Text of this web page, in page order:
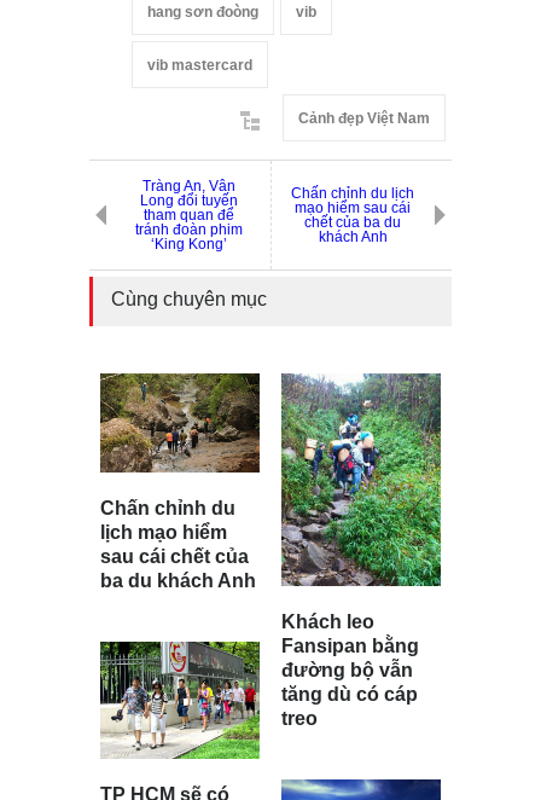
hang sơn đoòng vib
vib mastercard
Cảnh đẹp Việt Nam
Tràng An, Vân
Long đổi tuyến
tham quan để
tránh đoàn phim
‘King Kong’
Chấn chỉnh du lịch
mạo hiểm sau cái
chết của ba du
khách Anh
Cùng chuyên mục
Chấn chỉnh du
lịch mạo hiểm
sau cái chết của
ba du khách Anh
TP HCM sẽ có
Khách leo
Fansipan bằng
đường bộ vẫn
tăng dù có cáp
treo